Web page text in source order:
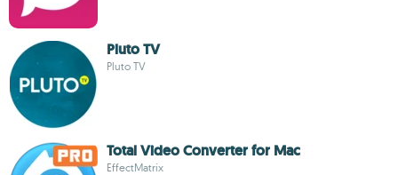
Pluto TV
Pluto TV
Total Video Converter for Mac
EffectMatrix